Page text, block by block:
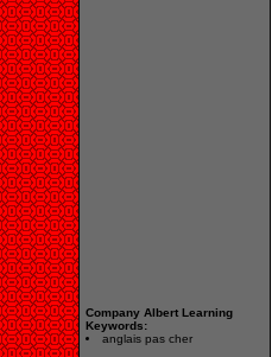
Company Albert Learning
Keywords:
anglais pas cher